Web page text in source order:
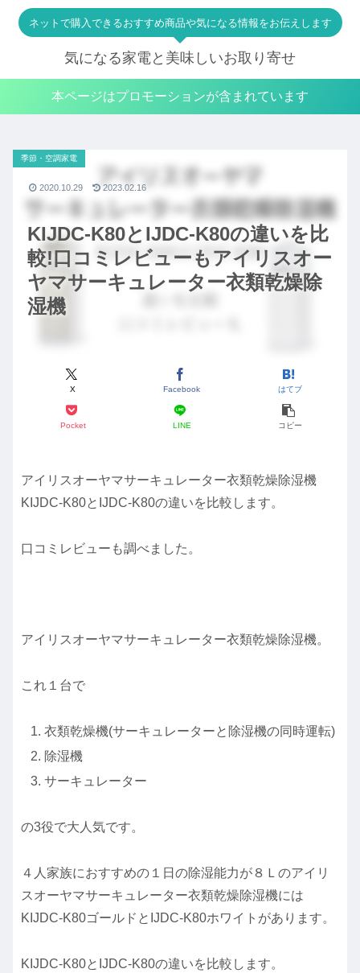
ネットで購入できるおすすめ商品や気になる情報をお伝えします
気になる家電と美味しいお取り寄せ
本ページはプロモーションが含まれています
KIJDC-K80とIJDC-K80の違いを比
較!口コミレビューもアイリスオー
ヤマサーキュレーター衣類乾燥除
湿機
季節・空調家電
X Facebook はてブ
Pocket LINE コピー
2020.10.29 2023.02.16
アイリスオーヤマサーキュレーター衣類乾燥除湿機
KIJDC-K80とIJDC-K80の違いを比較します。
口コミレビューも調べました。
アイリスオーヤマサーキュレーター衣類乾燥除湿機。
これ１台で
衣類乾燥機(サーキュレーターと除湿機の同時運転)
除湿機
サーキュレーター
の3役で大人気です。
４人家族におすすめの１日の除湿能力が８Ｌのアイリ
スオーヤマサーキュレーター衣類乾燥除湿機には
KIJDC-K80ゴールドとIJDC-K80ホワイトがあります。
KIJDC-K80とIJDC-K80の違いを比較します。